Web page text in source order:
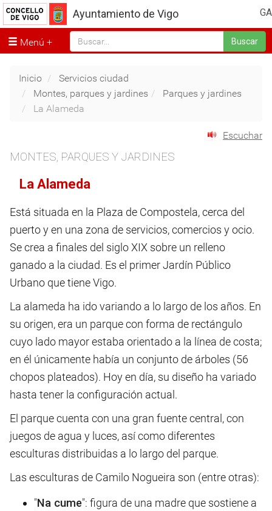
GA
Ayuntamiento de Vigo
Menú Buscar
Inicio
Servicios ciudad
Montes, parques y jardines
Parques y jardines
La Alameda
Escuchar
MONTES, PARQUES Y JARDINES
La Alameda
Está situada en la Plaza de Compostela, cerca del
puerto y en una zona de servicios, comercios y ocio.
Se crea a finales del siglo XIX sobre un relleno
ganado a la ciudad. Es el primer Jardín Público
Urbano que tiene Vigo.
La alameda ha ido variando a lo largo de los años. En
su origen, era un parque con forma de rectángulo
cuyo lado mayor estaba orientado a la línea de costa;
en él únicamente había un conjunto de árboles (56
chopos plateados). Hoy en día, su diseño ha variado
hasta tener la configuración actual.
El parque cuenta con una gran fuente central, con
juegos de agua y luces, así como diferentes
esculturas distribuidas a lo largo del parque.
Las esculturas de Camilo Nogueira son (entre otras):
"Na cume": figura de una madre que sostiene a